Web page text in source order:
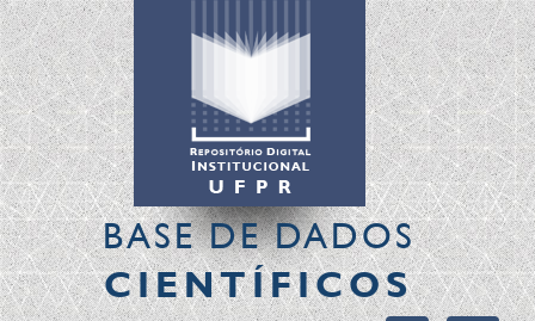
BASE DE DADOS
CIENTÍFICOS